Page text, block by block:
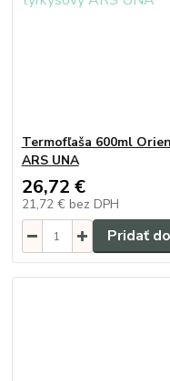
Termofľaša 600ml
ARS UNA
26,72 €
21,72 € bez DPH
Pridať